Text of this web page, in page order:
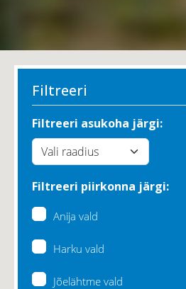
Filtreeri
Filtreeri asukoha järgi:
Filtreeri piirkonna järgi:
Anija vald
Harku vald
Jõelähtme vald